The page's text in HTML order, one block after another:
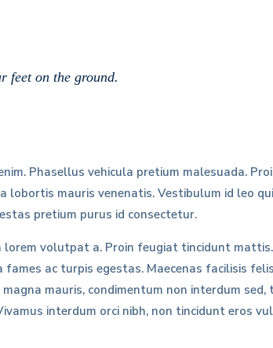
feet on the ground.
Phasellus vehicula pretium malesuada.
lobortis mauris venenatis. Vestibulum id leo
pretium purus id consectetur.
lorem volutpat a. Proin feugiat tincidunt
ac turpis egestas. Maecenas facilisis
mauris, condimentum non interdum
interdum orci nibh, non tincidunt eros